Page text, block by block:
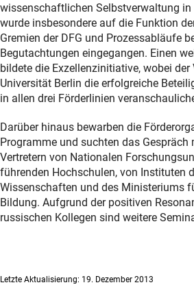
wissenschaftlichen Selbstverwaltung in
wurde insbesondere auf die Funktion
Gremien der DFG und Prozessabläufe
Begutachtungen eingegangen. Einen
bildete die Exzellenzinitiative, wobei der
Universität Berlin die erfolgreiche
in allen drei Förderlinien
Darüber hinaus bewarben die
Programme und suchten das Gespräch
Vertretern von Nationalen
führenden Hochschulen, von Instituten
Wissenschaften und des Ministeriums
Bildung. Aufgrund der positiven
russischen Kollegen sind weitere
Letzte Aktualisierung: 19. Dezember 2013